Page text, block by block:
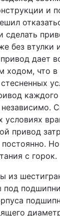
и
сделать
без втулки
дает
ходом, что в
каждого
привод
постоянно.
с горок.
из
под